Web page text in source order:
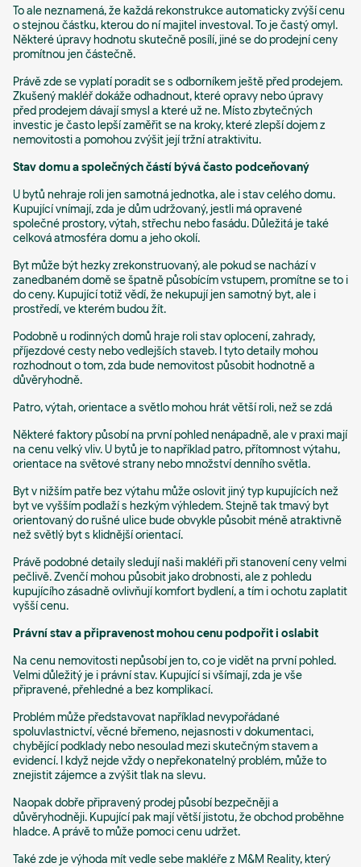
To ale neznamená, že každá rekonstrukce automaticky zvýší cenu
o stejnou částku, kterou do ní majitel investoval. To je častý omyl.
Některé úpravy hodnotu skutečně posílí, jiné se do prodejní ceny
promítnou jen částečně.
Právě zde se vyplatí poradit se s odborníkem ještě před prodejem.
Zkušený makléř dokáže odhadnout, které opravy nebo úpravy
před prodejem dávají smysl a které už ne. Místo zbytečných
investic je často lepší zaměřit se na kroky, které zlepší dojem z
nemovitosti a pomohou zvýšit její tržní atraktivitu.
Stav domu a společných částí bývá často podceňovaný
U bytů nehraje roli jen samotná jednotka, ale i stav celého domu.
Kupující vnímají, zda je dům udržovaný, jestli má opravené
společné prostory, výtah, střechu nebo fasádu. Důležitá je také
celková atmosféra domu a jeho okolí.
Byt může být hezky zrekonstruovaný, ale pokud se nachází v
zanedbaném domě se špatně působícím vstupem, promítne se to i
do ceny. Kupující totiž vědí, že nekupují jen samotný byt, ale i
prostředí, ve kterém budou žít.
Podobně u rodinných domů hraje roli stav oplocení, zahrady,
příjezdové cesty nebo vedlejších staveb. I tyto detaily mohou
rozhodnout o tom, zda bude nemovitost působit hodnotně a
důvěryhodně.
Patro, výtah, orientace a světlo mohou hrát větší roli, než se zdá
Některé faktory působí na první pohled nenápadně, ale v praxi mají
na cenu velký vliv. U bytů je to například patro, přítomnost výtahu,
orientace na světové strany nebo množství denního světla.
Byt v nižším patře bez výtahu může oslovit jiný typ kupujících než
byt ve vyšším podlaží s hezkým výhledem. Stejně tak tmavý byt
orientovaný do rušné ulice bude obvykle působit méně atraktivně
než světlý byt s klidnější orientací.
Právě podobné detaily sledují naši makléři při stanovení ceny velmi
pečlivě. Zvenčí mohou působit jako drobnosti, ale z pohledu
kupujícího zásadně ovlivňují komfort bydlení, a tím i ochotu zaplatit
vyšší cenu.
Právní stav a připravenost mohou cenu podpořit i oslabit
Na cenu nemovitosti nepůsobí jen to, co je vidět na první pohled.
Velmi důležitý je i právní stav. Kupující si všímají, zda je vše
připravené, přehledné a bez komplikací.
Problém může představovat například nevypořádané
spoluvlastnictví, věcné břemeno, nejasnosti v dokumentaci,
chybějící podklady nebo nesoulad mezi skutečným stavem a
evidencí. I když nejde vždy o nepřekonatelný problém, může to
znejistit zájemce a zvýšit tlak na slevu.
Naopak dobře připravený prodej působí bezpečněji a
důvěryhodněji. Kupující pak mají větší jistotu, že obchod proběhne
hladce. A právě to může pomoci cenu udržet.
Také zde je výhoda mít vedle sebe makléře z M&M Reality, který